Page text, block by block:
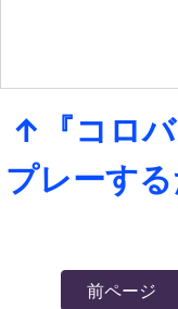
↑『コロ
プレーす
前ページ